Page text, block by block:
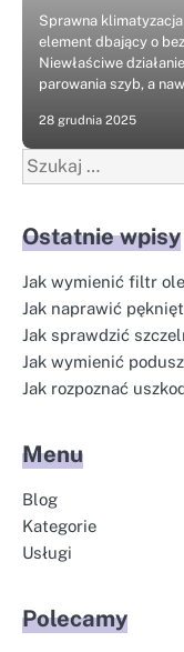
Sprawna
element dbający o
Niewłaściwe
parowania szyb, a
28 grudnia 2025
Szukaj:
Ostatnie wpisy
Jak wymienić filtr
Jak naprawić
Jak sprawdzić
Jak wymienić
Jak rozpoznać
Menu
Blog
Kategorie
Usługi
Polecamy